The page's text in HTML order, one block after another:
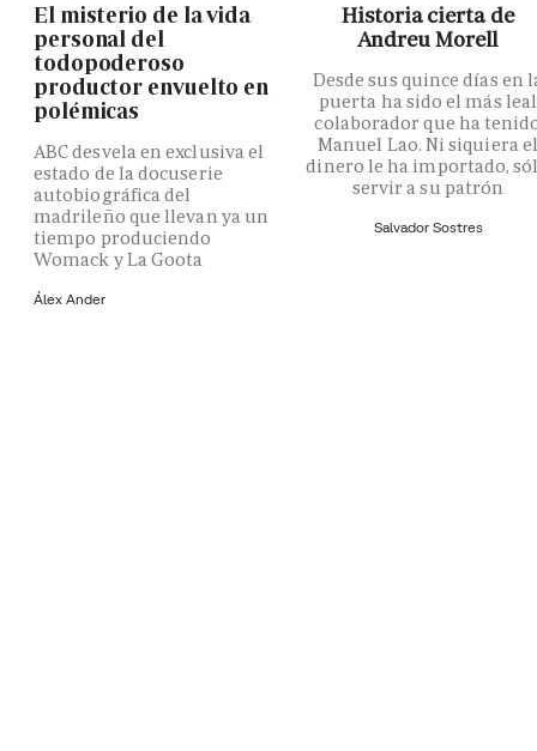
El misterio de la vida
personal del
todopoderoso
productor envuelto en
polémicas
ABC desvela en exclusiva el
estado de la docuserie
autobiográfica del
madrileño que llevan ya un
tiempo produciendo
Womack y La Goota
Álex Ander
Historia cierta de
Andreu Morell
Desde sus quince días en
puerta ha sido el más leal
colaborador que ha
Manuel Lao. Ni siquiera
dinero le ha importado,
servir a su patrón
Salvador Sostres